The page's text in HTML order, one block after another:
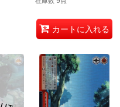
カートに入れる